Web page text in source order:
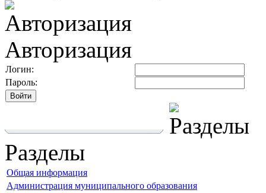
Авторизация
Логин:
Пароль:
Разделы
Общая информация
Администрация муниципального образования